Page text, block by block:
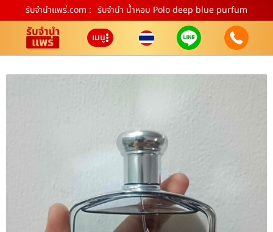
รับจํานําแพร่.com : รับจำนำ น้ำหอม Polo deep blue purfum
เมนู